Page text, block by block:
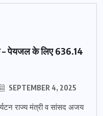
– पेयजल के लिए 636.14
SEPTEMBER 4, 2025
राज्य मंत्री व सांसद अजय